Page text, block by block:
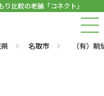
比較の老舗「コネクト」
名取市 （有）